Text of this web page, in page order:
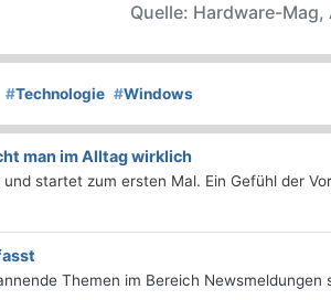
Quelle: Hardware-
#Technologie #Windows
man im Alltag wirklich
startet zum ersten Mal. Ein Gefühl der
Themen im Bereich Newsmeldungen